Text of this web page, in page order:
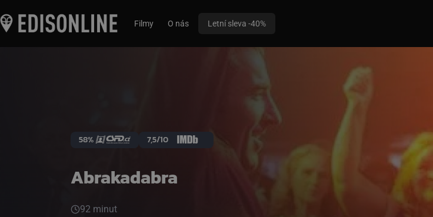
Filmy O nás Letní sleva -40%
Abrakadabra
58% 7,5/10
92 minut